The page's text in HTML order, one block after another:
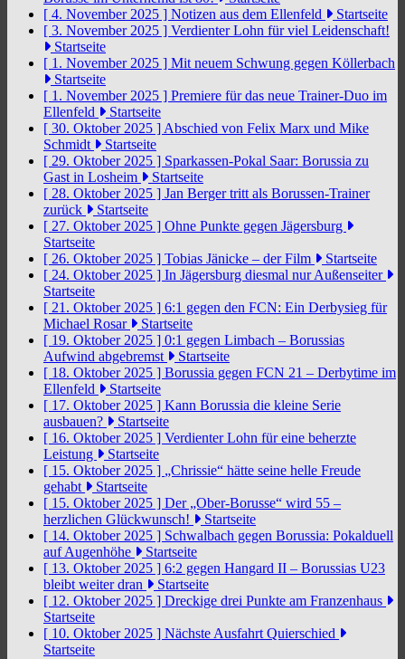
[ 4. November 2025 ] Notizen aus dem Ellenfeld
Startseite
[ 3. November 2025 ] Verdienter Lohn für viel Leidenschaft!
Startseite
[ 1. November 2025 ] Mit neuem Schwung gegen Köllerbach
Startseite
[ 1. November 2025 ] Premiere für das neue Trainer-Duo im
Ellenfeld
Startseite
[ 30. Oktober 2025 ] Abschied von Felix Marx und Mike
Schmidt
Startseite
[ 29. Oktober 2025 ] Sparkassen-Pokal Saar: Borussia zu
Gast in Losheim
Startseite
[ 28. Oktober 2025 ] Jan Berger tritt als Borussen-Trainer
zurück
Startseite
[ 27. Oktober 2025 ] Ohne Punkte gegen Jägersburg
Startseite
[ 26. Oktober 2025 ] Tobias Jänicke – der Film
Startseite
[ 24. Oktober 2025 ] In Jägersburg diesmal nur Außenseiter
Startseite
[ 21. Oktober 2025 ] 6:1 gegen den FCN: Ein Derbysieg für
Michael Rosar
Startseite
[ 19. Oktober 2025 ] 0:1 gegen Limbach – Borussias
Aufwind abgebremst
Startseite
[ 18. Oktober 2025 ] Borussia gegen FCN 21 – Derbytime im
Ellenfeld
Startseite
[ 17. Oktober 2025 ] Kann Borussia die kleine Serie
ausbauen?
Startseite
[ 16. Oktober 2025 ] Verdienter Lohn für eine beherzte
Leistung
Startseite
[ 15. Oktober 2025 ] „Chrissie“ hätte seine helle Freude
gehabt
Startseite
[ 15. Oktober 2025 ] Der „Ober-Borusse“ wird 55 –
herzlichen Glückwunsch!
Startseite
[ 14. Oktober 2025 ] Schwalbach gegen Borussia: Pokalduell
auf Augenhöhe
Startseite
[ 13. Oktober 2025 ] 6:2 gegen Hangard II – Borussias U23
bleibt weiter dran
Startseite
[ 12. Oktober 2025 ] Dreckige drei Punkte am Franzenhaus
Startseite
[ 10. Oktober 2025 ] Nächste Ausfahrt Quierschied
Startseite